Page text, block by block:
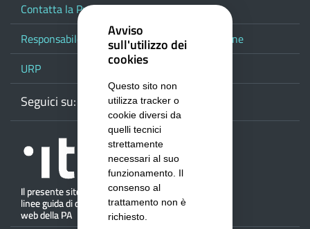
Contatta la Provincia
Responsabile del procedimento di pubblicazione
URP
Seguici su: WebmailFacebook
Youtube
Avviso
sull'utilizzo dei
cookies
Questo sito non
utilizza tracker o
cookie diversi da
quelli tecnici
strettamente
necessari al suo
funzionamento. Il
consenso al
trattamento non è
richiesto.